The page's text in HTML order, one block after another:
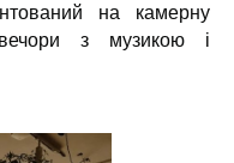
на камерну
з музикою і